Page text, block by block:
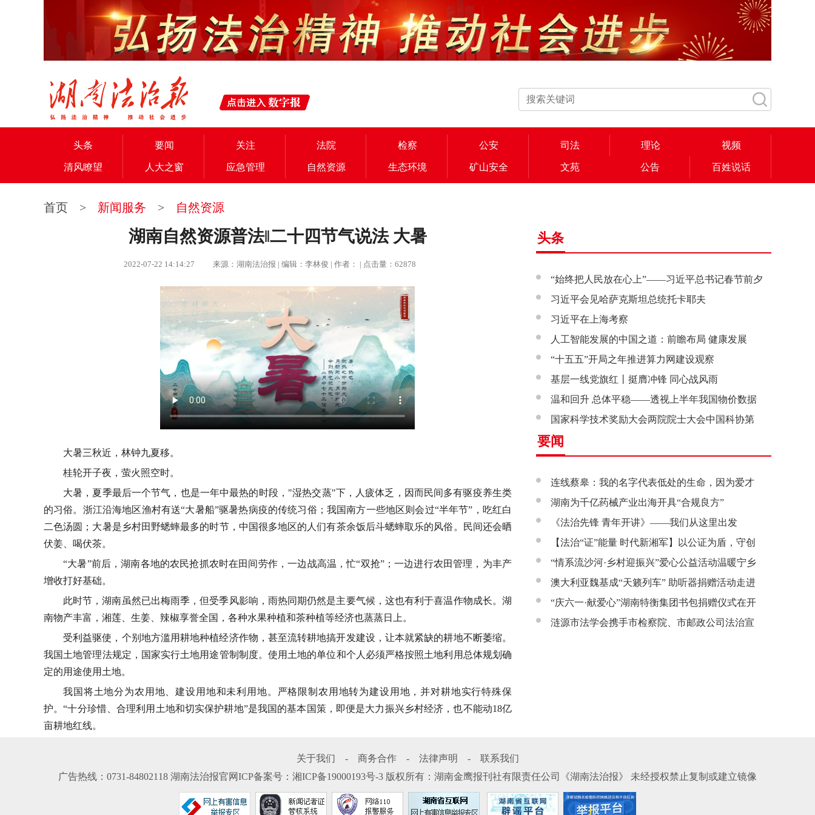
头条 要闻 关注 法院 检察 公安 司法 理论 视频
清风瞭望 人大之窗 应急管理 自然资源 生态环境 矿山安全 文苑 公告 百姓说话
首页 > 新闻服务 > 自然资源
湖南自然资源普法‖二十四节气说法 大暑
2022-07-22 14:14:27 来源：湖南法治报 | 编辑：李林俊 | 作者： | 点击量：62878
大暑三秋近，林钟九夏移。
桂轮开子夜，萤火照空时。
大暑，夏季最后一个节气，也是一年中最热的时段，"湿热交蒸"下，人疲体乏，因而民间多有驱疫养生类
的习俗。浙江沿海地区渔村有送“大暑船”驱暑热病疫的传统习俗；我国南方一些地区则会过“半年节”，吃红白
二色汤圆；大暑是乡村田野蟋蟀最多的时节，中国很多地区的人们有茶余饭后斗蟋蟀取乐的风俗。民间还会晒
伏姜、喝伏茶。
“大暑”前后，湖南各地的农民抢抓农时在田间劳作，一边战高温，忙“双抢”；一边进行农田管理，为丰产
增收打好基础。
此时节，湖南虽然已出梅雨季，但受季风影响，雨热同期仍然是主要气候，这也有利于喜温作物成长。湖
南物产丰富，湘莲、生姜、辣椒享誉全国，各种水果种植和茶种植等经济也蒸蒸日上。
受利益驱使，个别地方滥用耕地种植经济作物，甚至流转耕地搞开发建设，让本就紧缺的耕地不断萎缩。
我国土地管理法规定，国家实行土地用途管制制度。使用土地的单位和个人必须严格按照土地利用总体规划确
定的用途使用土地。
我国将土地分为农用地、建设用地和未利用地。严格限制农用地转为建设用地，并对耕地实行特殊保
护。“十分珍惜、合理利用土地和切实保护耕地”是我国的基本国策，即便是大力振兴乡村经济，也不能动18亿
亩耕地红线。
头条
“始终把人民放在心上”——习近平总书记春节前夕
赴辽宁看望慰问基层干部群众纪实
习近平会见哈萨克斯坦总统托卡耶夫
习近平在上海考察
人工智能发展的中国之道：前瞻布局 健康发展
“十五五”开局之年推进算力网建设观察
基层一线党旗红丨挺膺冲锋 同心战风雨
温和回升 总体平稳——透视上半年我国物价数据
国家科学技术奖励大会两院院士大会中国科协第
十一次全国代表大会在京召开
要闻
连线蔡皋：我的名字代表低处的生命，因为爱才
接近理想的高地
湖南为千亿药械产业出海开具“合规良方”
《法治先锋 青年开讲》——我们从这里出发
【法治“证”能量 时代新湘军】以公证为盾，守创
新之魂 湖南青年公证人为知识产权保护筑牢防线
“情系流沙河·乡村迎振兴”爱心公益活动温暖宁乡
市流沙河镇
澳大利亚魏基成“天籁列车” 助听器捐赠活动走进
开慧镇
“庆六一·献爱心”湖南特衡集团书包捐赠仪式在开
慧镇举行
涟源市法学会携手市检察院、市邮政公司法治宣
关于我们 - 商务合作 - 法律声明 -
联系我们
广告热线：0731-84802118 湖南法治报官网ICP备案号： 湘ICP备19000193号-3 版权所有：湖南金鹰报刊社有限责任公司《湖南法治报》 未经授权禁止复制或建立镜像